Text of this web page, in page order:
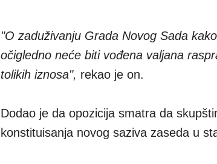
"O zaduživanju Grada Novog Sada
očigledno neće biti vođena valjana
tolikih iznosa", rekao je on.
Dodao je da opozicija smatra da
konstituisanja novog saziva zaseda u